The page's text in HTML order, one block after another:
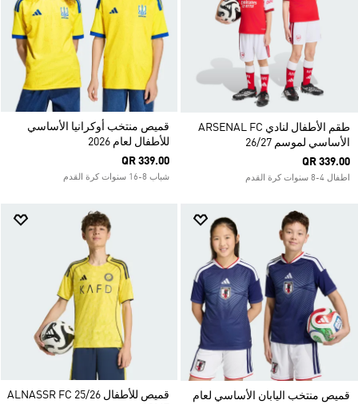
طقم الأطفال لنادي ARSENAL FC
الأساسي لموسم 26/27
QR 339.00
اطفال 4-8 سنوات كرة القدم
قميص منتخب أوكرانيا الأساسي
للأطفال لعام 2026
QR 339.00
شباب 8-16 سنوات كرة القدم
قميص منتخب اليابان الأساسي لعام
قميص للأطفال ALNASSR FC 25/26